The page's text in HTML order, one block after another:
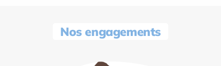
Nos engagements